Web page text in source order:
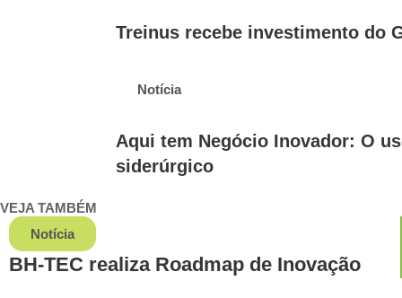
Treinus recebe investimento do
Notícia
Aqui tem Negócio Inovador: O
siderúrgico
VEJA TAMBÉM
Notícia
BH-TEC realiza Roadmap de Inovação